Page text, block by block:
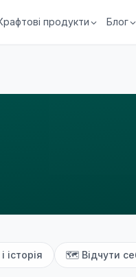
продукти Блог
історія 🗺 Відчути